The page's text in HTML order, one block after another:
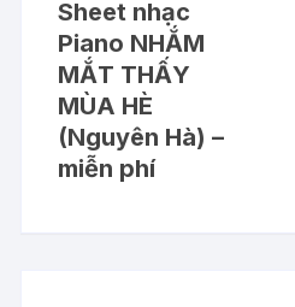
Sheet nhạc
Piano NHẮM
MẮT THẤY
MÙA HÈ
(Nguyên Hà) –
miễn phí